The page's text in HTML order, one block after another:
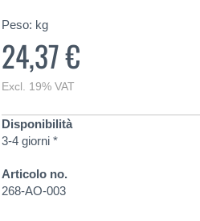
Peso: kg
24,37 €
Excl. 19% VAT
Disponibilità
3-4 giorni *
Articolo no.
268-AO-003